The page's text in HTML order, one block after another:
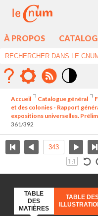
À PROPOS
élévé
Accueil Catalogue général
et des colonies - Rapport
expositions universelles.
361/392
TABLE
DES
MATIÈRES
TABLE